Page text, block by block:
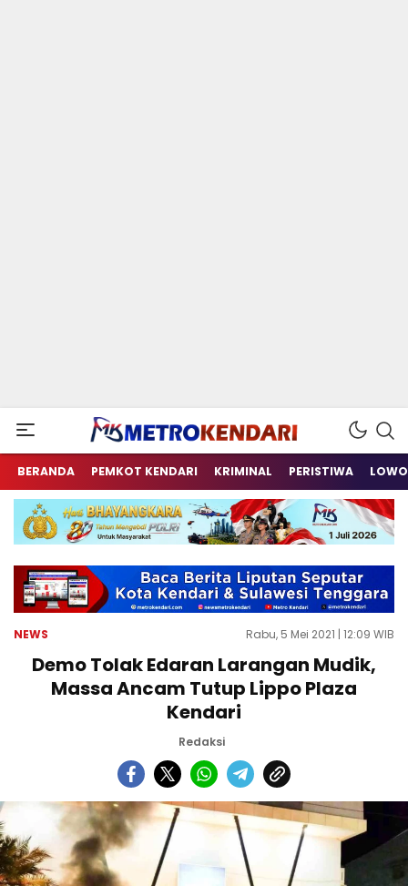
metrokendari
Berita Terkini Sulawesi Tenggara
BERANDA PEMKOT KENDARI KRIMINAL PERISTIWA
NEWS Rabu, 5 Mei 2021 | 12:09 WIB
Demo Tolak Edaran Larangan Mudik,
Massa Ancam Tutup Lippo Plaza
Kendari
Redaksi